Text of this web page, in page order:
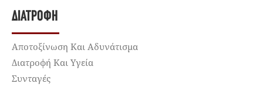
ΔΙΑΤΡΟΦΉ
Αποτοξίνωση Και Αδυνάτισμα
Διατροφή Και Υγεία
Συνταγές